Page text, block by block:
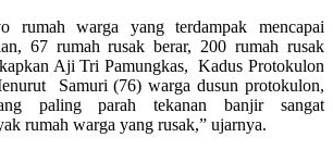
rumah warga yang terdampak mencapai
67 rumah rusak berar, 200 rumah rusak
Aji Tri Pamungkas, Kadus Protokulon
Samuri (76) warga dusun protokulon,
paling parah tekanan banjir sangat
rumah warga yang rusak,” ujarnya.